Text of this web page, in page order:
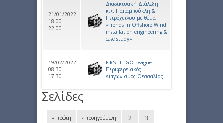
21/01/2022
18:00 -
22:00
Διαδικτυακή Διάλεξη
κ.κ. Παπαμπούκλη &
Πετρόχειλου με θέμα
«Trends in Offshore Wind
installation engineering &
case study»
19/02/2022
08:30 -
17:30
FIRST LEGO League -
Περιφερειακός
∆ιαγωνισμός Θεσσαλίας
Σελίδες
« πρώτη ‹ προηγούμενη 2 3